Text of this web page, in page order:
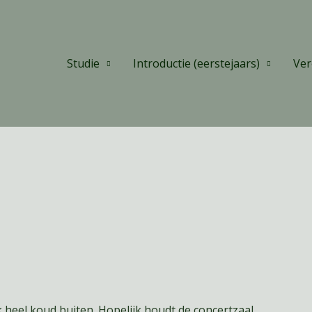
Studie Introductie (eerstejaars)